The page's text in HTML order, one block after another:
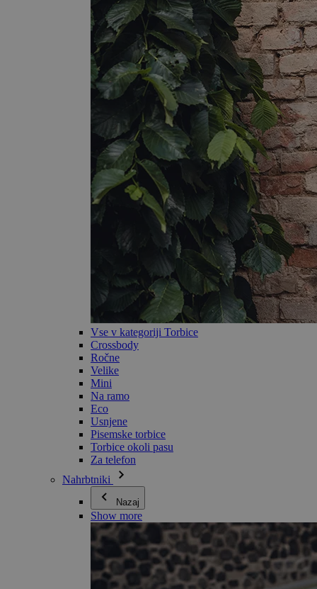
Vse v kategoriji Torbice
Crossbody
Ročne
Velike
Mini
Na ramo
Eco
Usnjene
Pisemske torbice
Torbice okoli pasu
Za telefon
Nahrbtniki
Nazaj
Show more